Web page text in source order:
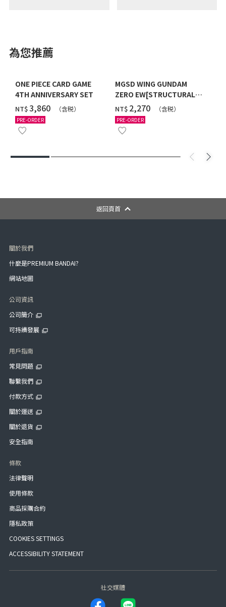
為您推薦
ONE PIECE CARD GAME
4TH ANNIVERSARY SET
NT$‌3,860 （含税）
PRE-ORDER
MGSD WING GUNDAM
ZERO EW[STRUCTURAL
COATING/BLACK] [2026年
12月發送]
NT$ ‌2,270 （含税）
PRE-ORDER
返回頁首
關於我們
什麼是PREMIUM BANDAI?
網站地圖
公司資訊
公司簡介
可持續發展
用戶指南
常見問題
聯繫我們
付款方式
關於運送
關於退貨
安全指南
條款
法律聲明
使用條款
商品採購合約
隱私政策
COOKIES SETTINGS
ACCESSIBILITY STATEMENT
社交媒體